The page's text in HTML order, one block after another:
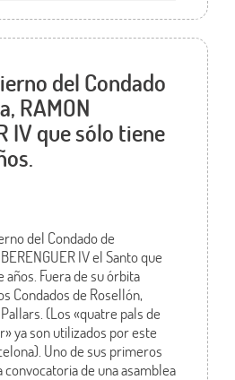
del Condado
RAMON
IV que sólo tiene
del Condado de
IV el Santo que
Fuera de su órbita
Condados de Rosellón,
(Los «quatre pals de
ya son utilizados por este
Uno de sus primeros
de una asamblea